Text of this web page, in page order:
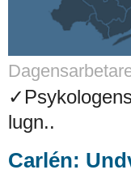
lugn..
Carlén: